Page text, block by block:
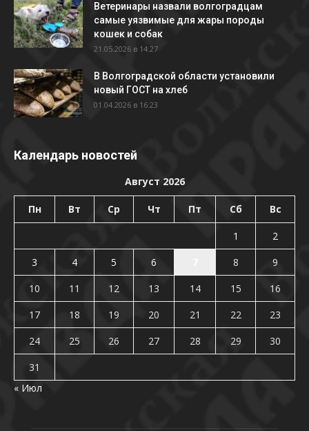
Ветеринары назвали волгоградцам
самые уязвимые для жары породы
кошек и собак
21.05.2026 в 14:27
В Волгоградской области установили
новый ГОСТ на хлеб
01.04.2026 в 16:23
Календарь новостей
Август 2026
Пн Вт Ср Чт Пт Сб Вс
1
2
3
4 5 6 8
9
10
11 12 13 14 15
16
17
18 19 20 21 22
23
24
25 26 27 28 29
30
31
« Июл